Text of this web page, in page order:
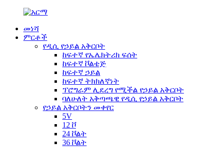
መነሻ
ምርቶች
የዲሲ የኃይል አቅርቦት
ከፍተኛ የኤሌክትሪክ ፍሰት
ከፍተኛ ቮልቴጅ
ከፍተኛ ኃይል
ከፍተኛ ትክክለኛነት
ፕሮግራም ሊደረግ የሚችል የኃይል አቅርቦት
ባለሁለት አቅጣጫዊ የዲሲ የኃይል አቅርቦት
የኃይል አቅርቦትን መቀየር
5V
12 ቮ
24 ቮልት
36 ቮልት